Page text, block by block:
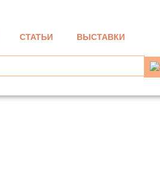
СТАТЬИ ВЫСТАВКИ